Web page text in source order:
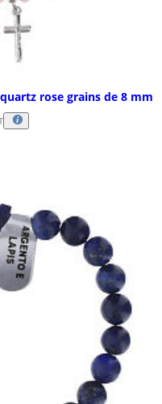
rose grains de 8 mm